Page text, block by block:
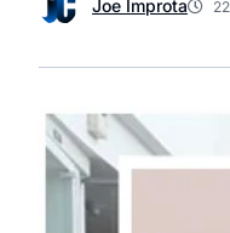
Joe Improta